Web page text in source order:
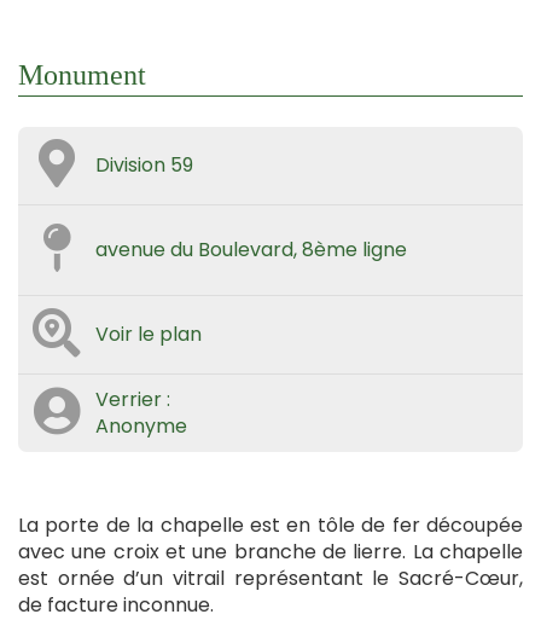
Monument
Division 59
avenue du Boulevard, 8ème ligne
Voir le plan
Verrier :
Anonyme
La porte de la chapelle est en tôle de fer découpée
avec une croix et une branche de lierre. La chapelle
est ornée d’un vitrail représentant le Sacré-Cœur,
de facture inconnue.